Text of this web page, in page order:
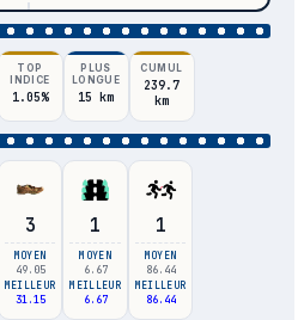
TOP
INDICE
1.05%
PLUS
LONGUE
15 km
CUMUL
239.7
km
3
MOYEN
49.05
MEILLEUR
31.15
1
MOYEN
6.67
MEILLEUR
6.67
1
MOYEN
86.44
MEILLEUR
86.44